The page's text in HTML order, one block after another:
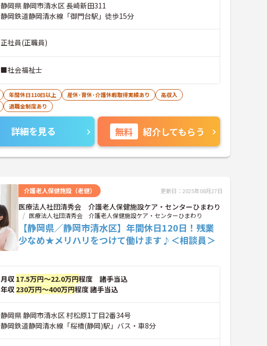
静岡県 静岡市清水区 長崎新田311
静岡鉄道静岡清水線「御門台駅」徒歩15分
正社員(正職員)
■社会福祉士
年間休日110日以上 産休･育休･介護休暇取得実績あり
高収入
退職金制度あり
詳細を見る 無料 紹介してもらう
介護老人保健施設（老健） 更新日：2025年08月27日
医療法人社団清秀会 介護老人保健施設ケア・センターひまわり
医療法人社団清秀会 介護老人保健施設ケア・センターひまわり
【静岡県／静岡市清水区】年間休日120日！残業
少なめ★メリハリをつけて働けます♪＜相談員＞
月収 17.5万円～22.0万円程度 諸手当込
年収 230万円～400万円程度 諸手当込
静岡県 静岡市清水区 村松原1丁目2番34号
静岡鉄道静岡清水線「桜橋(静岡)駅」バス・車8分